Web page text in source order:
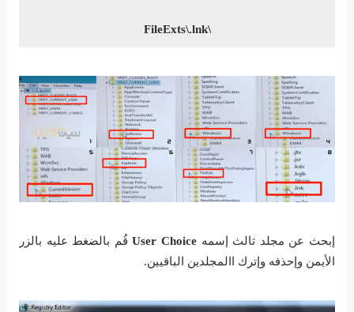
\FileExts\.lnk
إبحث عن مجلد ثالث إسمه User Choiceقُم بالضغط عليه بالزر
الأيمن وإحذفه وإترك االمجلدين الباقيين.